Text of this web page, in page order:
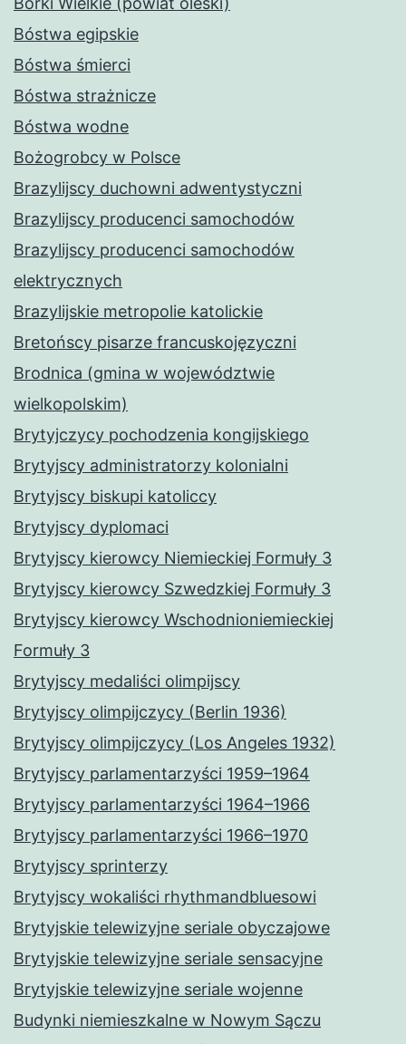
Bóstwa egipskie
Bóstwa śmierci
Bóstwa strażnicze
Bóstwa wodne
Bożogrobcy w Polsce
Brazylijscy duchowni adwentystyczni
Brazylijscy producenci samochodów
Brazylijscy producenci samochodów
elektrycznych
Brazylijskie metropolie katolickie
Bretońscy pisarze francuskojęzyczni
Brodnica (gmina w województwie
wielkopolskim)
Brytyjczycy pochodzenia kongijskiego
Brytyjscy administratorzy kolonialni
Brytyjscy biskupi katoliccy
Brytyjscy dyplomaci
Brytyjscy kierowcy Niemieckiej Formuły 3
Brytyjscy kierowcy Szwedzkiej Formuły 3
Brytyjscy kierowcy Wschodnioniemieckiej
Formuły 3
Brytyjscy medaliści olimpijscy
Brytyjscy olimpijczycy (Berlin 1936)
Brytyjscy olimpijczycy (Los Angeles 1932)
Brytyjscy parlamentarzyści 1959–1964
Brytyjscy parlamentarzyści 1964–1966
Brytyjscy parlamentarzyści 1966–1970
Brytyjscy sprinterzy
Brytyjscy wokaliści rhythmandbluesowi
Brytyjskie telewizyjne seriale obyczajowe
Brytyjskie telewizyjne seriale sensacyjne
Brytyjskie telewizyjne seriale wojenne
Budynki niemieszkalne w Nowym Sączu